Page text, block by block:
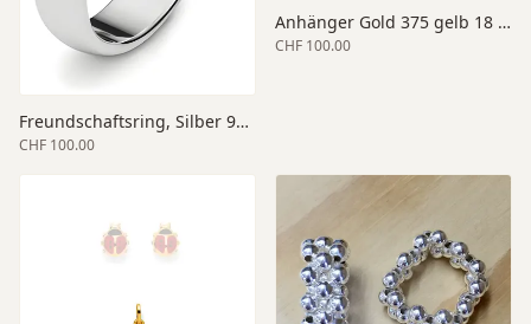
Freundschaftsring, Silber 925, 5mm Breite, poliert
CHF 100.00
Anhänger Gold 375 gelb 18 x 12 x 2.5 mm
CHF 100.00